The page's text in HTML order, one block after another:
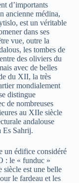
d’importants
ancienne médina,
est un véritable
dans ses
vue, outre la
les tombes de
des oliviers du
avec de belles
du XII, la très
mondialement
distingue
de nombreuses
au XIIe siècle
andalouse
Es Sahrij.
un édifice considéré
: le « funduc »
est une belle
le fardeau et les